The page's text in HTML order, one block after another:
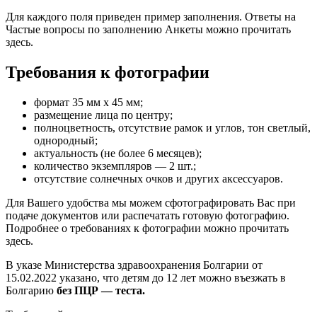
Для каждого поля приведен пример заполнения. Ответы на
Частые вопросы по заполнению Анкеты можно прочитать
здесь.
Требования к фотографии
формат 35 мм x 45 мм;
размещение лица по центру;
полноцветность, отсутствие рамок и углов, тон светлый,
однородный;
актуальность (не более 6 месяцев);
количество экземпляров — 2 шт.;
отсутствие солнечных очков и других аксессуаров.
Для Вашего удобства мы можем сфотографировать Вас при
подаче документов или распечатать готовую фотографию.
Подробнее о требованиях к фотографии можно прочитать
здесь.
В указе Министерства здравоохранения Болгарии от
15.02.2022 указано, что детям до 12 лет можно въезжать в
Болгарию без ПЦР — теста.